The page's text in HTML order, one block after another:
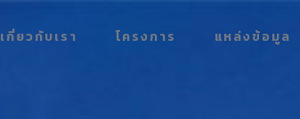
เกี่ยวกับเรา โครงการ แหล่งข้อมูล